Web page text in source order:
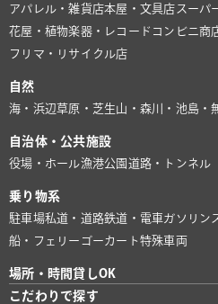
アパレル・雑貨店本屋・文具店 スーパ
花屋・植物楽器・レコード コンビニ商
フリマ・リサイクル店
自然
海・浜辺 草原・芝生山・森川・池島・
自治体・公共施設
役場・ホール漁港公園 道路・トンネル
乗り物系
駐車場私道・道路鉄道・電車 ガソリン
船・フェリー ゴーカート特殊車両
場所・時間貸しOK
こだわりで探す